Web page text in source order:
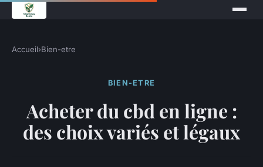
Accueil›Bien-etre
BIEN-ETRE
Acheter du cbd en ligne :
des choix variés et légaux